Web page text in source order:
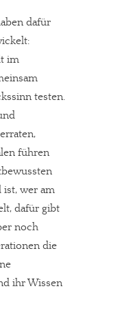
dafür
im
testen.
führen
ist, wer am
dafür gibt
noch
die
ihr Wissen